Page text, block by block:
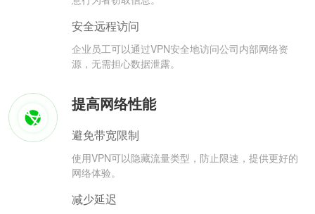
安全远程访问
企业员工可以通过VPN安全地访问公司内部网络资
源，无需担心数据泄露。
提高网络性能
避免带宽限制
使用VPN可以隐藏流量类型，防止限速，提供更好的
网络体验。
减少延迟